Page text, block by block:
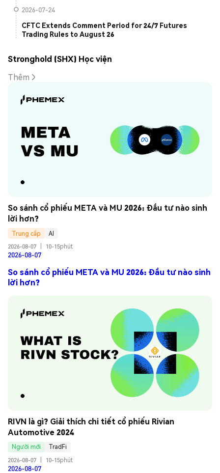
2026-07-24
CFTC Extends Comment Period for 24/7 Futures
Trading Rules to August 26
Stronghold (SHX) Học viện
Thêm
So sánh cổ phiếu META và MU 2026: Đầu tư nào sinh
lời hơn?
Trung cấp
AI
2026-08-07
10-15phút
2026-08-07
So sánh cổ phiếu META và MU 2026: Đầu tư nào sinh
lời hơn?
RIVN là gì? Giải thích chi tiết cổ phiếu Rivian
Automotive 2024
Người mới
TradFi
2026-08-07
10-15phút
2026-08-07